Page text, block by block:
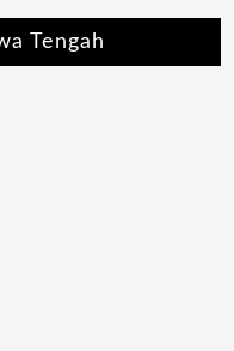
Tengah